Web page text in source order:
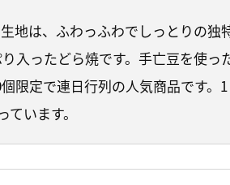
地は、ふわっふわでしっとりの独
入ったどら焼です。手亡豆を使っ
限定で連日行列の人気商品です。1
います。